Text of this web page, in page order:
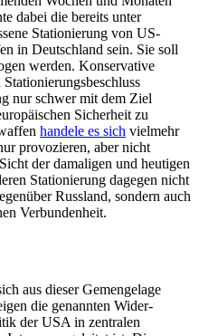
dabei die bereits unter
Stationierung von US-
in Deutschland sein. Sie soll
werden. Konservative
nur schwer mit dem Ziel
Sicherheit zu
handele es sich vielmehr
provozieren, aber nicht
der damaligen und heutigen
Stationierung dagegen nicht
Russland, sondern auch
Verbundenheit.
aus dieser Gemengelage
die genannten Wider­
der USA in zentralen